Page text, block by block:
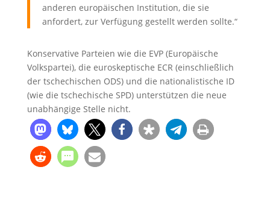
anderen europäischen Institution, die sie
anfordert, zur Verfügung gestellt werden sollte.“
Konservative Parteien wie die EVP (Europäische
Volkspartei), die euroskeptische ECR (einschließlich
der tschechischen ODS) und die nationalistische ID
(wie die tschechische SPD) unterstützen die neue
unabhängige Stelle nicht.